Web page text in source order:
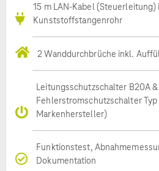
15 m LAN-Kabel (Steuerleitung)
Kunststoffstangenrohr
2 Wanddurchbrüche inkl.
Leitungsschutzschalter B20A &
Fehlerstromschutzschalter
Markenhersteller)
Funktionstest,
Dokumentation